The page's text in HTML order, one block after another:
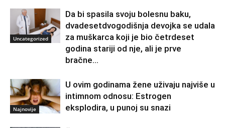
Uncategorized
Da bi spasila svoju bolesnu baku,
dvadesetdvogodišnja devojka se udala
za muškarca koji je bio četrdeset
godina stariji od nje, ali je prve
bračne...
Najnovije
U ovim godinama žene uživaju najviše u
intimnom odnosu: Estrogen
eksplodira, u punoj su snazi